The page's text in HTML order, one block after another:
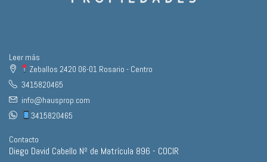
Leer más
Zeballos 2420 06-01 Rosario - Centro
3415820465
info@hausprop.com
3415820465
Contacto
Diego David Cabello Nº de Matrícula 896 - COCIR